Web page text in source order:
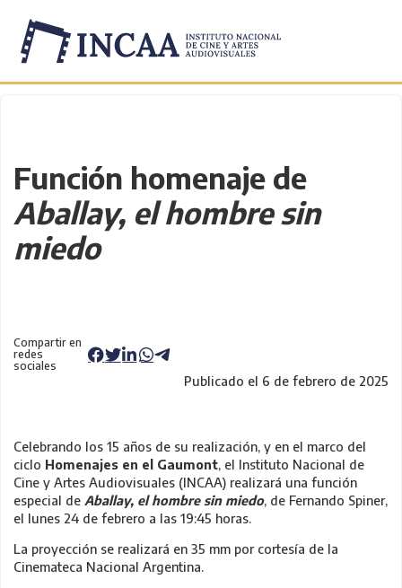
Función homenaje de
Aballay, el hombre sin
miedo
Compartir en
redes
sociales
Publicado el 6 de febrero de 2025
Celebrando los 15 años de su realización, y en el marco del
ciclo Homenajes en el Gaumont, el Instituto Nacional de
Cine y Artes Audiovisuales (INCAA) realizará una función
especial de Aballay, el hombre sin miedo, de Fernando Spiner,
el lunes 24 de febrero a las 19:45 horas.
La proyección se realizará en 35 mm por cortesía de la
Cinemateca Nacional Argentina.